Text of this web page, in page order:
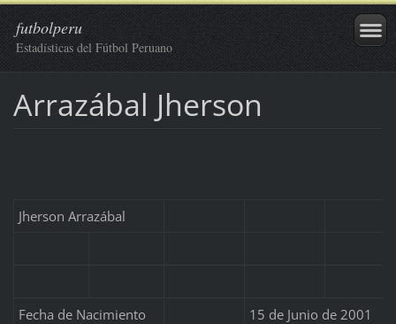
futbolperu
Estadísticas del Fútbol Peruano
Arrazábal Jherson
Jherson Arrazábal
Fecha de Nacimiento 15 de Junio de 2001